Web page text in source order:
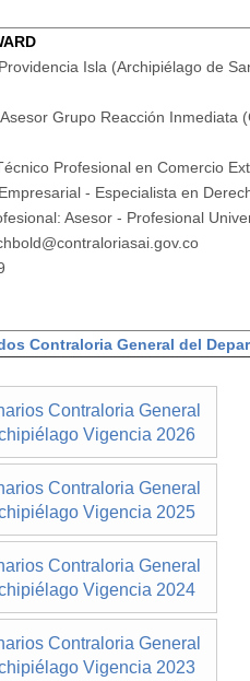
Isla (Archipiélago de
Grupo Reacción Inmediata
Profesional en Comercio
- Especialista en
Asesor - Profesional
Contraloria General del
Contraloria General
Vigencia 2026
Contraloria General
Vigencia 2025
Contraloria General
Vigencia 2024
Contraloria General
Vigencia 2023